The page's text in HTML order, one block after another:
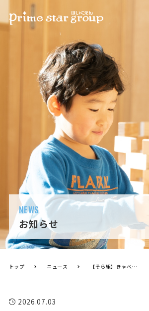
NEWS
お知らせ
トップ ニュース 【そら組】きゃべつちぎり
2026.07.03